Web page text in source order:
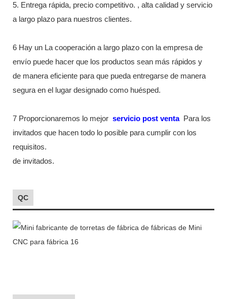
5. Entrega rápida, precio competitivo. , alta calidad y servicio
a largo plazo para nuestros clientes.
6 Hay un La cooperación a largo plazo con la empresa de
envío puede hacer que los productos sean más rápidos y
de manera eficiente para que pueda entregarse de manera
segura en el lugar designado como huésped.
7 Proporcionaremos lo mejor servicio post venta Para los
invitados que hacen todo lo posible para cumplir con los
requisitos.
de invitados.
QC